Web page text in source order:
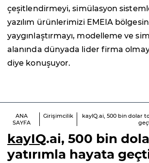
çeşitlendirmeyi, simülasyon
yazılım ürünlerimizi EMEIA
yaygınlaştırmayı, modelleme ve
alanında dünyada lider firma
diye konuşuyor.
ANA
SAYFA
Girişimcilik
kayIQ.ai, 500 bin dolar
kayIQ.ai, 500 bin
yatırımla hayata